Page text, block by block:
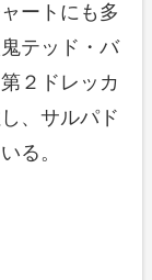
ートにも多
テッド・バ
２ドレッカ
、サルパド
る。